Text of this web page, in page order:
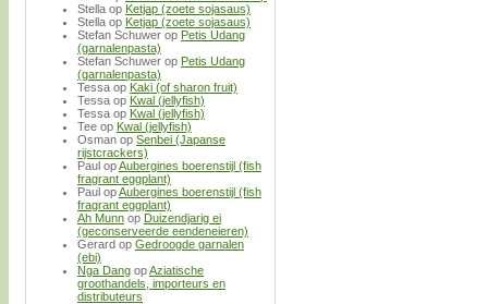
Stella op Ketjap (zoete sojasaus)
Stella op Ketjap (zoete sojasaus)
Stefan Schuwer op Petis Udang
(garnalenpasta)
Stefan Schuwer op Petis Udang
(garnalenpasta)
Tessa op Kaki (of sharon fruit)
Tessa op Kwal (jellyfish)
Tessa op Kwal (jellyfish)
Tee op Kwal (jellyfish)
Osman op Senbei (Japanse
rijstcrackers)
Paul opAubergines boerenstijl (fish
fragrant eggplant)
Paul opAubergines boerenstijl (fish
fragrant eggplant)
Ah Munn op Duizendjarig ei
(geconserveerde eendeneieren)
Gerard op Gedroogde garnalen
(ebi)
Nga Dang opAziatische
groothandels, importeurs en
distributeurs